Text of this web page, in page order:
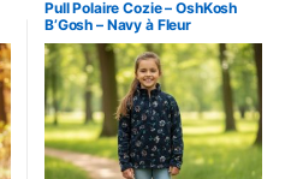
Pull Polaire Cozie – OshKosh
B’Gosh – Navy à Fleur